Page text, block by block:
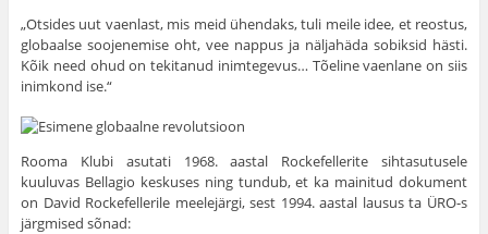
„Otsides uut vaenlast, mis meid ühendaks, tuli meile idee, et reostus,
globaalse soojenemise oht, vee nappus ja näljahäda sobiksid hästi.
Kõik need ohud on tekitanud inimtegevus… Tõeline vaenlane on siis
inimkond ise.“
Rooma Klubi asutati 1968. aastal Rockefellerite sihtasutusele
kuuluvas Bellagio keskuses ning tundub, et ka mainitud dokument
on David Rockefellerile meelejärgi, sest 1994. aastal lausus ta ÜRO-s
järgmised sõnad: